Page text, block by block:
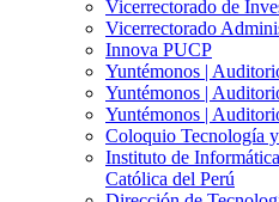
Vicerrectorado de
Vicerrectorado
Innova PUCP
Yuntémonos |
Yuntémonos |
Yuntémonos |
Coloquio Tecnología
Instituto de
Católica del Perú